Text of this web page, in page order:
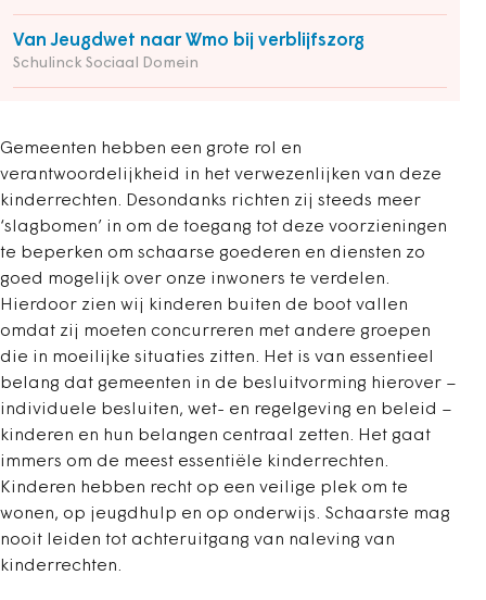
Van Jeugdwet naar Wmo bij verblijfszorg
Schulinck Sociaal Domein
Gemeenten hebben een grote rol en
verantwoordelijkheid in het verwezenlijken van deze
kinderrechten. Desondanks richten zij steeds meer
‘slagbomen’ in om de toegang tot deze voorzieningen
te beperken om schaarse goederen en diensten zo
goed mogelijk over onze inwoners te verdelen.
Hierdoor zien wij kinderen buiten de boot vallen
omdat zij moeten concurreren met andere groepen
die in moeilijke situaties zitten. Het is van essentieel
belang dat gemeenten in de besluitvorming hierover –
individuele besluiten, wet- en regelgeving en beleid –
kinderen en hun belangen centraal zetten. Het gaat
immers om de meest essentiële kinderrechten.
Kinderen hebben recht op een veilige plek om te
wonen, op jeugdhulp en op onderwijs. Schaarste mag
nooit leiden tot achteruitgang van naleving van
kinderrechten.